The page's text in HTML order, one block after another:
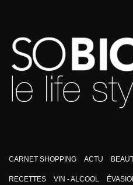
CARNET SHOPPING ACTU
RECETTES VIN - ALCOOL